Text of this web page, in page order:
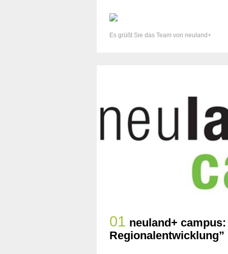
Es grüßt Sie das Team von neuland+
01 neuland+
Regionalentwicklung”